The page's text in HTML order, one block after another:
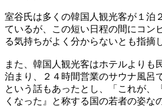
室谷氏は多くの韓国人観光客が１泊
ているが、この短い日程の間にコン
る気持ちがよく分からないとも指摘
また、韓国人観光客はホテルよりも
泊まり、２４時間営業のサウナ風呂
という話もあったとし、「これが、
くなった』と称する国の若者の姿な